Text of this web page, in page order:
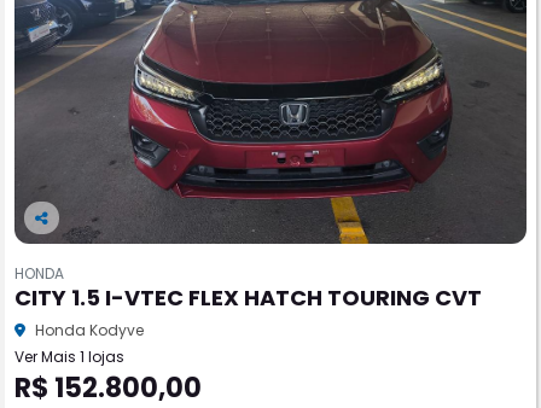
Co
pa
rtil
he
HONDA
CITY 1.5 I-VTEC FLEX HATCH TOURING CVT
Honda Kodyve
Ver Mais 1 lojas
R$ 152.800,00